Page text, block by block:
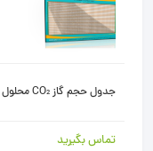
جدول حجم گاز CO₂ محلول در آب
تماس بگیرید